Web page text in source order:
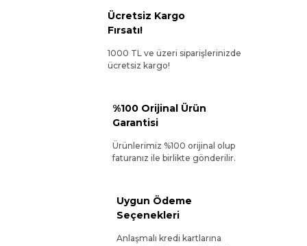
Ücretsiz Kargo
Fırsatı!
1000 TL ve üzeri siparişlerinizde
ücretsiz kargo!
%100 Orijinal Ürün
Garantisi
Ürünlerimiz %100 orijinal olup
faturanız ile birlikte gönderilir.
Uygun Ödeme
Seçenekleri
Anlaşmalı kredi kartlarına